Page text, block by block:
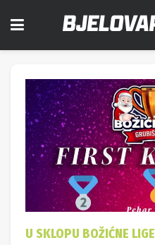
U SKLOPU BOŽIĆNE LIGE